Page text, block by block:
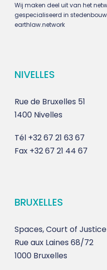
Wij maken deel uit van het
gespecialiseerd in
earthlaw.network
NIVELLES
Rue de Bruxelles 51
1400 Nivelles
Tél +32 67 21 63 67
Fax +32 67 21 44 67
BRUXELLES
Spaces, Court of Justice
Rue aux Laines 68/72
1000 Bruxelles